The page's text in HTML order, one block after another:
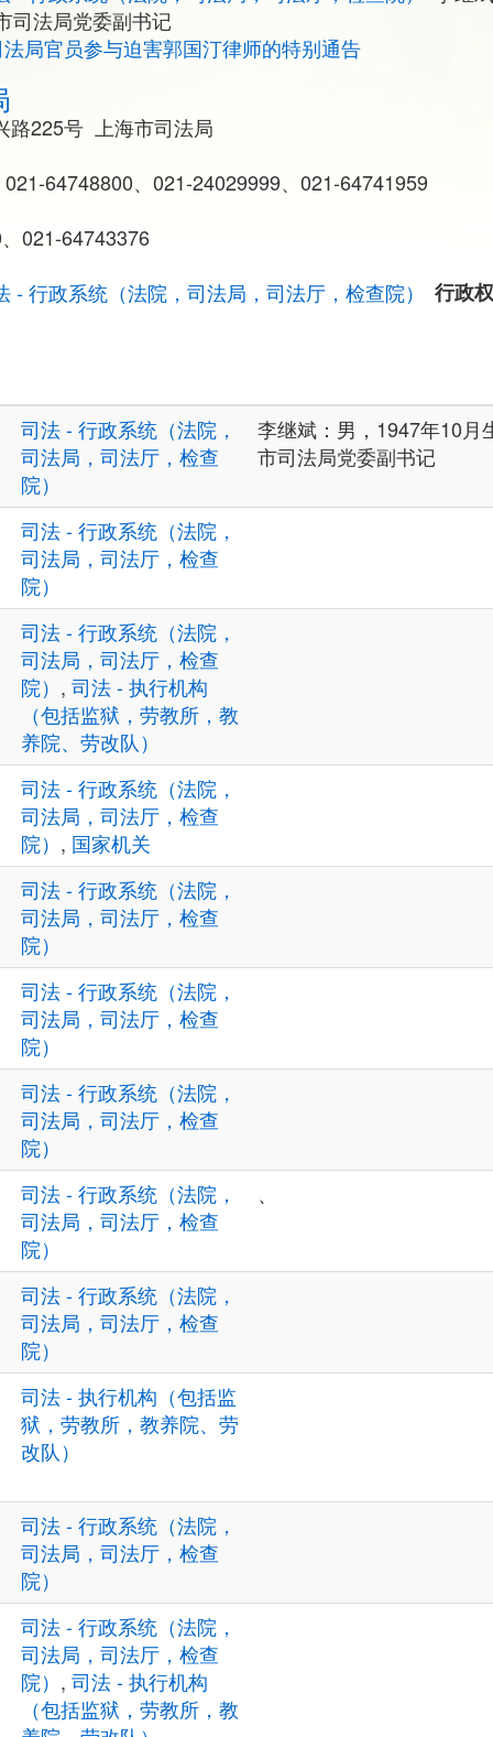
司法局党委副书记
局官员参与迫害郭国汀律师的特别通告
路225号 上海市司法局
64748800、021-24029999、021-64741959
021-64743376
- 行政系统（法院，司法局，司法厅，检查院）
行政
司法 - 行政系统（法院，
司法局，司法厅，检查
院）
李继斌：男，1947年10月
市司法局党委副书记
司法 - 行政系统（法院，
司法局，司法厅，检查
院）
司法 - 行政系统（法院，
司法局，司法厅，检查
院） , 司法 - 执行机构
（包括监狱，劳教所，教
养院、劳改队）
司法 - 行政系统（法院，
司法局，司法厅，检查
院） , 国家机关
司法 - 行政系统（法院，
司法局，司法厅，检查
院）
司法 - 行政系统（法院，
司法局，司法厅，检查
院）
司法 - 行政系统（法院，
司法局，司法厅，检查
院）
司法 - 行政系统（法院，
司法局，司法厅，检查
院）
、
司法 - 行政系统（法院，
司法局，司法厅，检查
院）
司法 - 执行机构（包括监
狱，劳教所，教养院、劳
改队）
司法 - 行政系统（法院，
司法局，司法厅，检查
院）
司法 - 行政系统（法院，
司法局，司法厅，检查
院） , 司法 - 执行机构
（包括监狱，劳教所，教